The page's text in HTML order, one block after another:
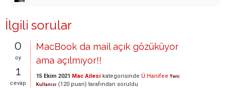
İlgili sorular
0
oy
1
cevap
MacBook da mail açık gözüküyor
ama açılmıyor!!
15 Ekim 2021 Mac Ailesi kategorisinde Ü.Hanifee Yeni
Kullanıcı (120 puan) tarafından soruldu